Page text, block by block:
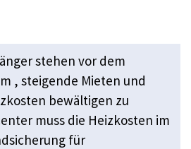
stehen vor dem
, steigende Mieten und
bewältigen zu
muss die Heizkosten im
für